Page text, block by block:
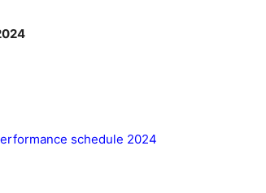
schedule 2024